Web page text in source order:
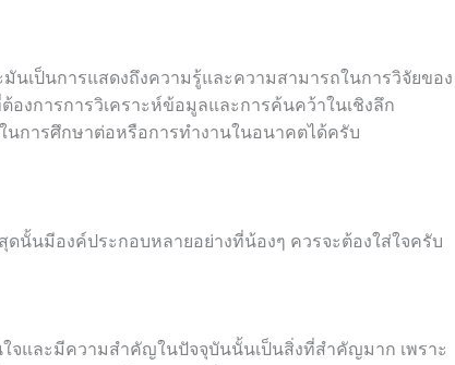
เป็นการแสดงถึงความรู้และความสามารถในการวิจัยของ
องการการวิเคราะห์ข้อมูลและการค้นคว้าในเชิงลึก
การศึกษาต่อหรือการทำงานในอนาคตได้ครับ
นั้นมีองค์ประกอบหลายอย่างที่น้องๆ ควรจะต้องใส่ใจครับ
จและมีความสำคัญในปัจจุบันนั้นเป็นสิ่งที่สำคัญมาก เพราะ